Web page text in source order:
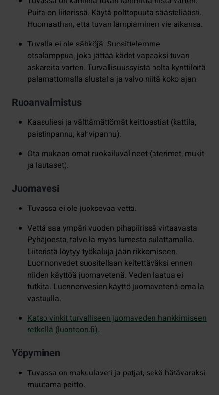
Puita on liiterissä. Käytä polttopuuta säästeliäästi.
Huomaathan, että tuvan lämpiäminen vie aikansa.
Tuvalla ei ole sähköjä. Suosittelemme
otsalamppua, joka jättää kädet vapaaksi tuvan
askareita varten. Turvallisuussyistä polta kynttilöitä
palamattomalla alustalla ja valvo niitä koko ajan.
Ruoanvalmistus
Kaasuliesi ja välttämättömät keittoastiat (kattila,
paistinpannu, kahvipannu).
Ota mukaan omat ruokailuvälineet (aterimet, mukit
ja lautaset).
Juomavesi
Tuvassa ei ole juoksevaa vettä.
Vettä saa ympäri vuoden pihapiirissä virtaavasta
Pyhäjoesta, talvella myös lumesta sulattamalla.
Liiteristä löytyy työkaluja jään rikkomiseen.
Luonnonvedet suositellaan keitettäväksi ennen
niiden käyttöä juomavetenä. Veden laatua ei
tutkita. Luonnonvesien käyttö juomavetenä omalla
vastuulla.
Katso vinkit turvalliseen juomaveden hankkimiseen
retkellä (luontoon.fi).
Yöpyminen
Tuvassa on makuulaveri ja patjat, sekä hätävaraksi
muutama peitto.